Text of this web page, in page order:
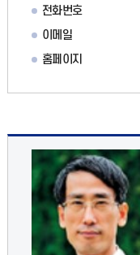
전화번호
이메일
홈페이지